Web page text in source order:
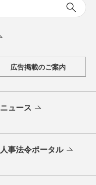
広告掲載のご案内
ニュース
人事法令ポータル